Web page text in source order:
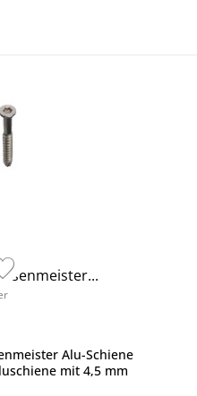
Alu-Schiene
mit 4,5 mm